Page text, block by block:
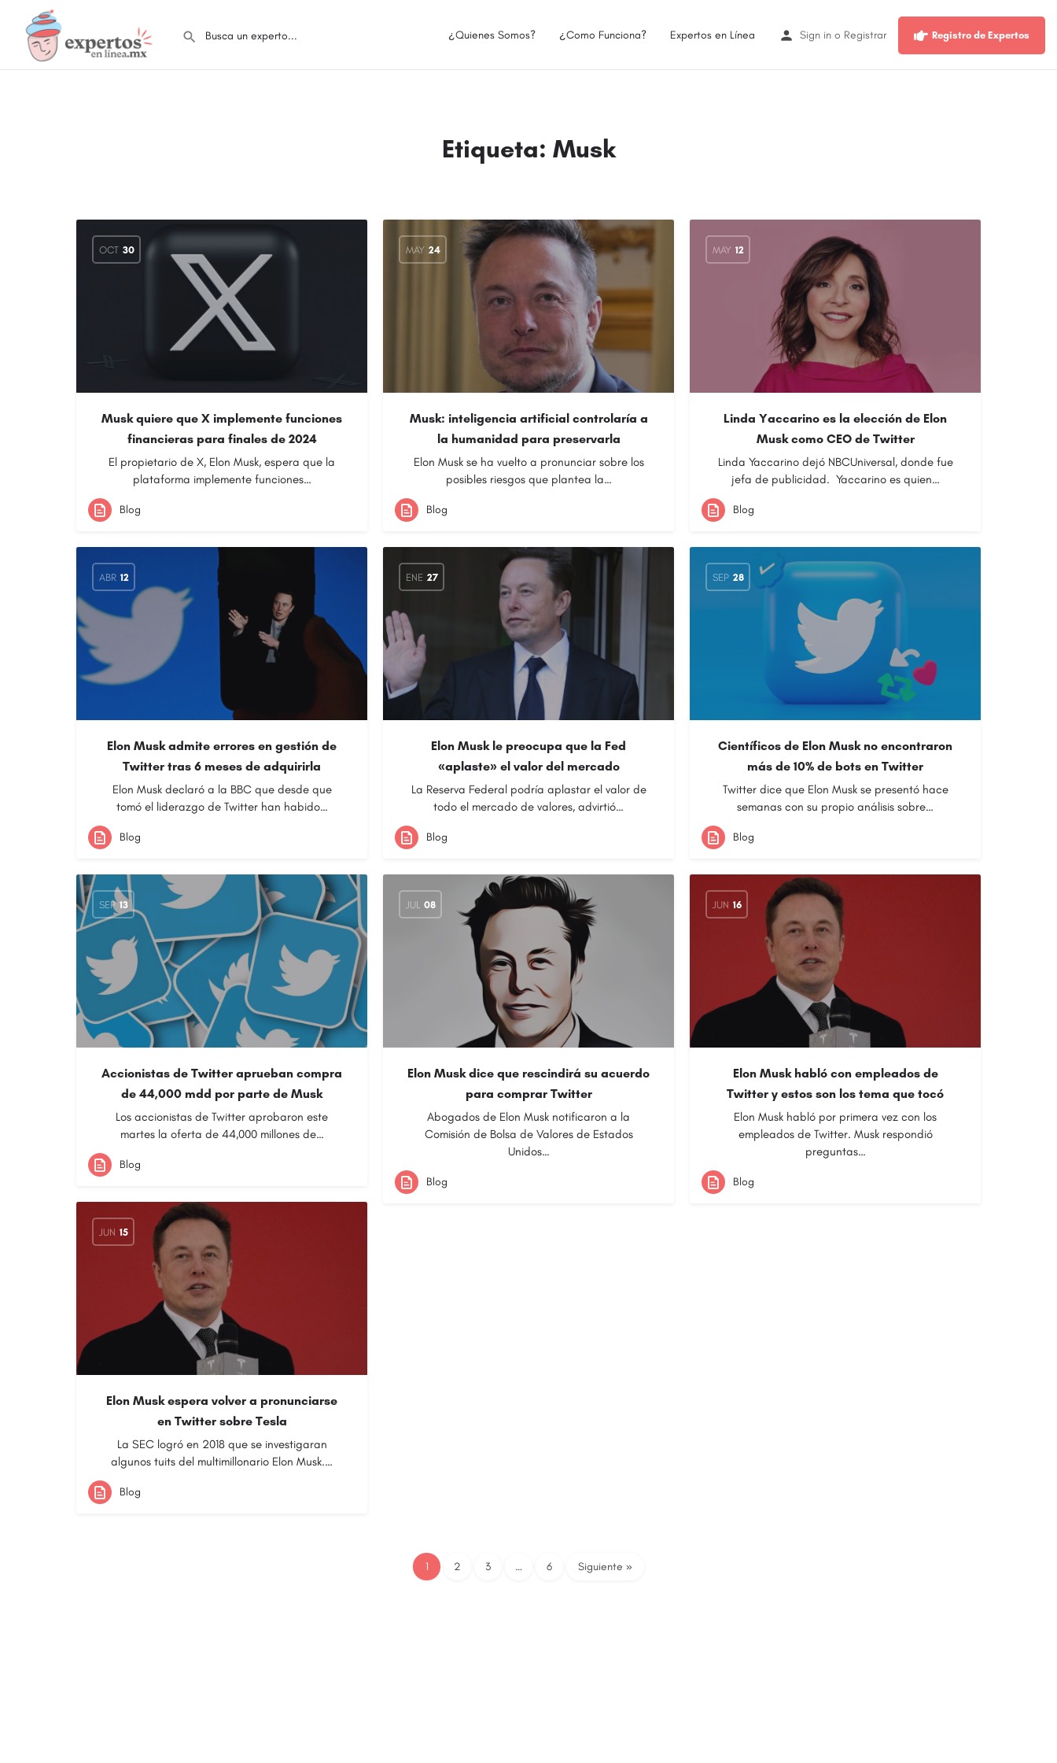
¿Quienes Somos? ¿Como Funciona? Expertos en Línea Sign in o Registrar Registro de Expertos
Etiqueta: Musk
OCT 30
Musk quiere que X implemente funciones
financieras para finales de 2024
El propietario de X, Elon Musk, espera que la
plataforma implemente funciones…
Blog
MAY 24
Musk: inteligencia artificial controlaría a
la humanidad para preservarla
Elon Musk se ha vuelto a pronunciar sobre los
posibles riesgos que plantea la…
Blog
MAY 12
Linda Yaccarino es la elección de Elon
Musk como CEO de Twitter
Linda Yaccarino dejó NBCUniversal, donde fue
jefa de publicidad. Yaccarino es quien…
Blog
ABR 12
Elon Musk admite errores en gestión de
Twitter tras 6 meses de adquirirla
Elon Musk declaró a la BBC que desde que
tomó el liderazgo de Twitter han habido…
Blog
ENE 27
Elon Musk le preocupa que la Fed
«aplaste» el valor del mercado
La Reserva Federal podría aplastar el valor de
todo el mercado de valores, advirtió…
Blog
SEP 28
Científicos de Elon Musk no encontraron
más de 10% de bots en Twitter
Twitter dice que Elon Musk se presentó hace
semanas con su propio análisis sobre…
Blog
SEP 13
Accionistas de Twitter aprueban compra
de 44,000 mdd por parte de Musk
Los accionistas de Twitter aprobaron este
martes la oferta de 44,000 millones de…
Blog
JUL 08
Elon Musk dice que rescindirá su acuerdo
para comprar Twitter
Abogados de Elon Musk notificaron a la
Comisión de Bolsa de Valores de Estados
Unidos…
Blog
JUN 16
Elon Musk habló con empleados de
Twitter y estos son los tema que tocó
Elon Musk habló por primera vez con los
empleados de Twitter. Musk respondió
preguntas…
Blog
JUN 15
Elon Musk espera volver a pronunciarse
en Twitter sobre Tesla
La SEC logró en 2018 que se investigaran
algunos tuits del multimillonario Elon Musk.…
Blog
1 2 3 … 6 Siguiente »